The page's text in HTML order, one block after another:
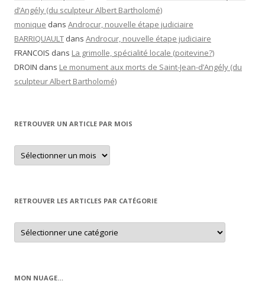
d’Angély (du sculpteur Albert Bartholomé)
monique dans Androcur, nouvelle étape judiciaire
BARRIQUAULT dans Androcur, nouvelle étape judiciaire
FRANCOIS dans La grimolle, spécialité locale (poitevine?)
DROIN dans Le monument aux morts de Saint-Jean-d’Angély (du
sculpteur Albert Bartholomé)
RETROUVER UN ARTICLE PAR MOIS
Retrouver
un
article
RETROUVER LES ARTICLES PAR CATÉGORIE
Retrouver
les
articles
MON NUAGE…